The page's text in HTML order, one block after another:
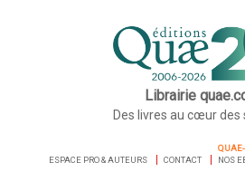
Librairie
Des livres au cœur des
ESPACE PRO & AUTEURS CONTACT
NOS